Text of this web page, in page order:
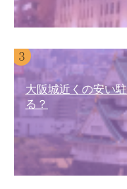
大阪城近くの安い
る？